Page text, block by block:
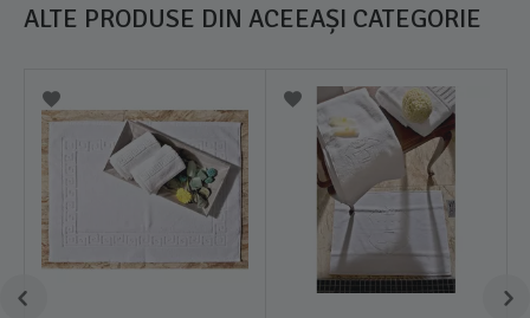
ALTE PRODUSE DIN ACEEAȘI CATEGORIE